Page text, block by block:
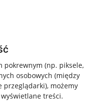
pokrewnym (np. piksele,
osobowych (między
przeglądarki), możemy
treści.